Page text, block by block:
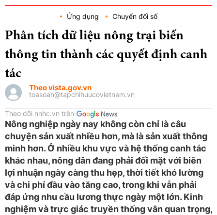
Ứng dụng Chuyển đổi số
Phân tích dữ liệu nông trại biến
thông tin thành các quyết định canh
tác
Theo vista.gov.vn
toasoan@tapchihuucovietnam.vn
Theo dõi nnhc.vn trên
Nông nghiệp ngày nay không còn chỉ là câu
chuyện sản xuất nhiều hơn, mà là sản xuất thông
minh hơn. Ở nhiều khu vực và hệ thống canh tác
khác nhau, nông dân đang phải đối mặt với biên
lợi nhuận ngày càng thu hẹp, thời tiết khó lường
và chi phí đầu vào tăng cao, trong khi vẫn phải
đáp ứng nhu cầu lương thực ngày một lớn. Kinh
nghiệm và trực giác truyền thống vẫn quan trọng,